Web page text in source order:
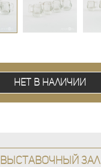
Нет в наличии
Выставочный зал